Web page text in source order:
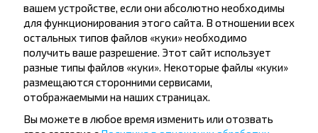
вашем устройстве, если они абсолютно необходимы
для функционирования этого сайта. В отношении всех
остальных типов файлов «куки» необходимо
получить ваше разрешение. Этот сайт использует
разные типы файлов «куки». Некоторые файлы «куки»
размещаются сторонними сервисами,
отображаемыми на наших страницах.
Вы можете в любое время изменить или отозвать